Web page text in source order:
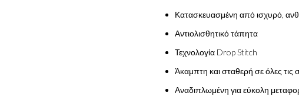
Κατασκευασμένη από ισχυρό,
Αντιολισθητικό τάπητα
Τεχνολογία Drop Stitch
Άκαμπτη και σταθερή σε όλες τις
Αναδιπλωμένη για εύκολη